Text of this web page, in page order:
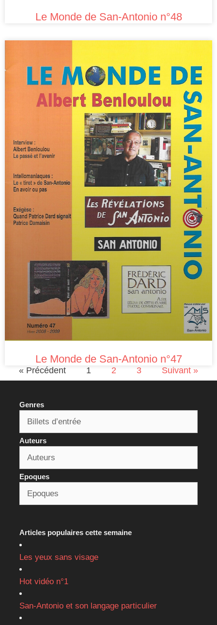
Le Monde de San-Antonio n°48
Le Monde de San-Antonio n°47
« Précédent 1 2 3 Suivant »
Genres
Auteurs
Epoques
Articles populaires cette semaine
Les yeux sans visage
Hot vidéo n°1
San-Antonio et son langage particulier